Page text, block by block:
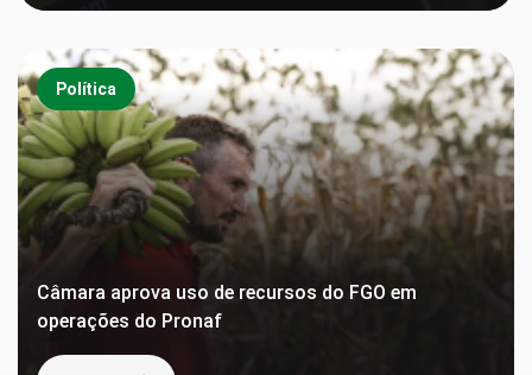
Política
Câmara aprova uso de recursos do FGO em
operações do Pronaf